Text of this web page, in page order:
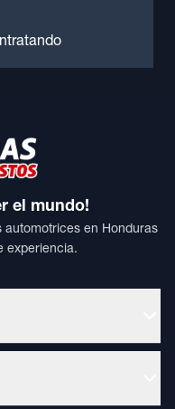
el mundo!
automotrices en Honduras
experiencia.